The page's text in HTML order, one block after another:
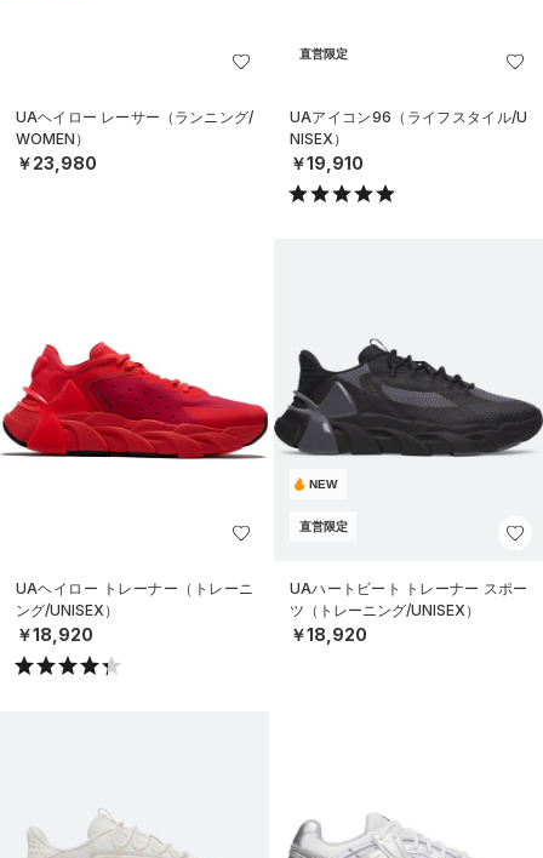
UAヘイロー レーサー（ランニング/
WOMEN）
￥23,980
直営限定
UAアイコン96（ライフスタイル/U
NISEX）
￥19,910
UAヘイロー トレーナー（トレーニ
ング/UNISEX）
￥18,920
NEW
直営限定
UAハートビート トレーナー スポー
ツ（トレーニング/UNISEX）
￥18,920